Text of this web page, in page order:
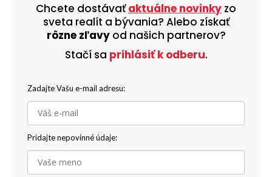
Chcete dostávaťaktuálne novinky zo
sveta realít a bývania? Alebo získať
rôzne zľavy od našich partnerov?
Stačí sa prihlásiť k odberu.
Zadajte Vašu e-mail adresu:
Pridajte nepovinné údaje: